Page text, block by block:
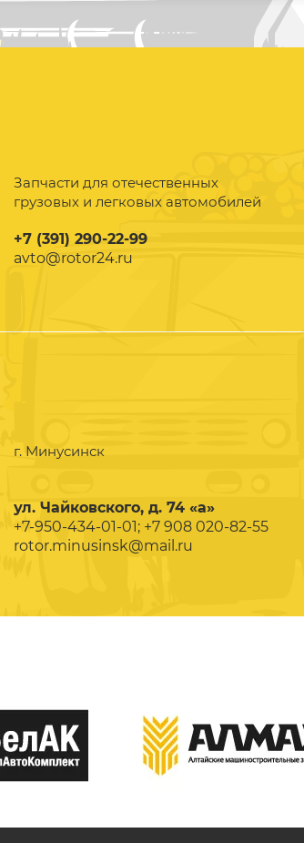
Запчасти для отечественных
грузовых и легковых автомобилей
+7 (391) 290-22-99
avto@rotor24.ru
г. Минусинск
ул. Чайковского, д. 74 «а»
+7-950-434-01-01; +7 908 020-82-55
rotor.minusinsk@mail.ru